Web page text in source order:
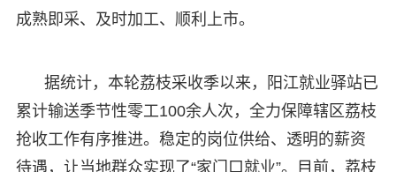
成熟即采、及时加工、顺利上市。
据统计，本轮荔枝采收季以来，阳江就业驿站已
累计输送季节性零工100余人次，全力保障辖区荔枝
抢收工作有序推进。稳定的岗位供给、透明的薪资
待遇，让当地群众实现了“家门口就业”。目前，荔枝